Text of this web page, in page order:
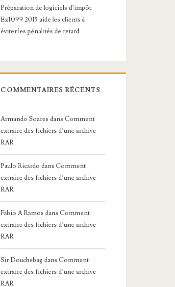
Préparation de logiciels d’impôt:
Ez1099 2015 aide les clients à
éviter les pénalités de retard
COMMENTAIRES RÉCENTS
Armando Soares dansComment
extraire des fichiers d’une archive
RAR
Paulo Ricardo dansComment
extraire des fichiers d’une archive
RAR
Fabio A Ramos dansComment
extraire des fichiers d’une archive
RAR
Sir DouchebagdansComment
extraire des fichiers d’une archive
RAR